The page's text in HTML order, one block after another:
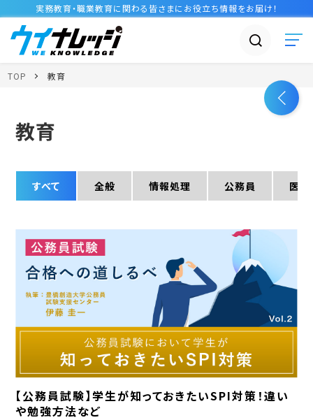
実務教育・職業教育に関わる皆さまに お役立ち情報をお届け！
TOP 教育
教育
すべて 全般 情報処理 公務員 医療
【公務員試験】学生が知っておきたいSPI対策！違い
や勉強方法など